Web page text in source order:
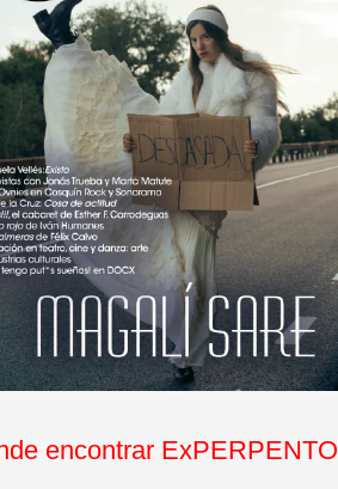
encontrar ExPERPENTO